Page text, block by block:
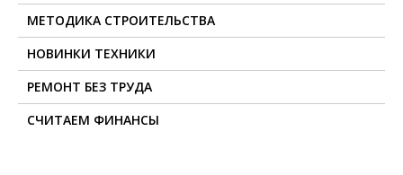
МЕТОДИКА СТРОИТЕЛЬСТВА
НОВИНКИ ТЕХНИКИ
РЕМОНТ БЕЗ ТРУДА
СЧИТАЕМ ФИНАНСЫ